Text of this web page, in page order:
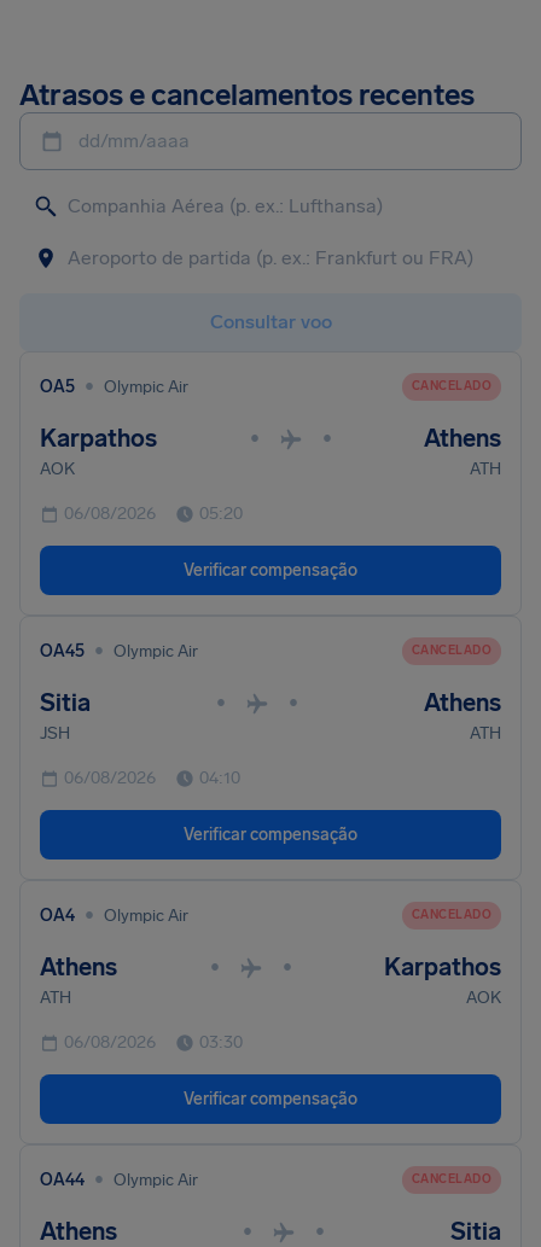
Atrasos e cancelamentos recentes
dd/mm/aaaa
Consultar voo
OA5 • Olympic Air CANCELADO
Karpathos • • Athens
AOK ATH
06/08/2026 05:20
Verificar compensação
OA45 • Olympic Air CANCELADO
Sitia • • Athens
JSH ATH
06/08/2026 04:10
Verificar compensação
OA4 • Olympic Air CANCELADO
Athens • • Karpathos
ATH AOK
06/08/2026 03:30
Verificar compensação
OA44 • Olympic Air CANCELADO
Athens • • Sitia